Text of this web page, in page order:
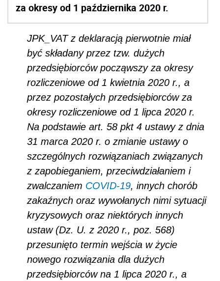
za okresy od 1 października 2020 r.
JPK_VAT z deklaracją pierwotnie miał
być składany przez tzw. dużych
przedsiębiorców począwszy za okresy
rozliczeniowe od 1 kwietnia 2020 r., a
przez pozostałych przedsiębiorców za
okresy rozliczeniowe od 1 lipca 2020 r.
Na podstawie art. 58 pkt 4 ustawy z dnia
31 marca 2020 r. o zmianie ustawy o
szczególnych rozwiązaniach związanych
z zapobieganiem, przeciwdziałaniem i
zwalczaniem COVID-19, innych chorób
zakaźnych oraz wywołanych nimi sytuacji
kryzysowych oraz niektórych innych
ustaw (Dz. U. z 2020 r., poz. 568)
przesunięto termin wejścia w życie
nowego rozwiązania dla dużych
przedsiębiorców na 1 lipca 2020 r., a